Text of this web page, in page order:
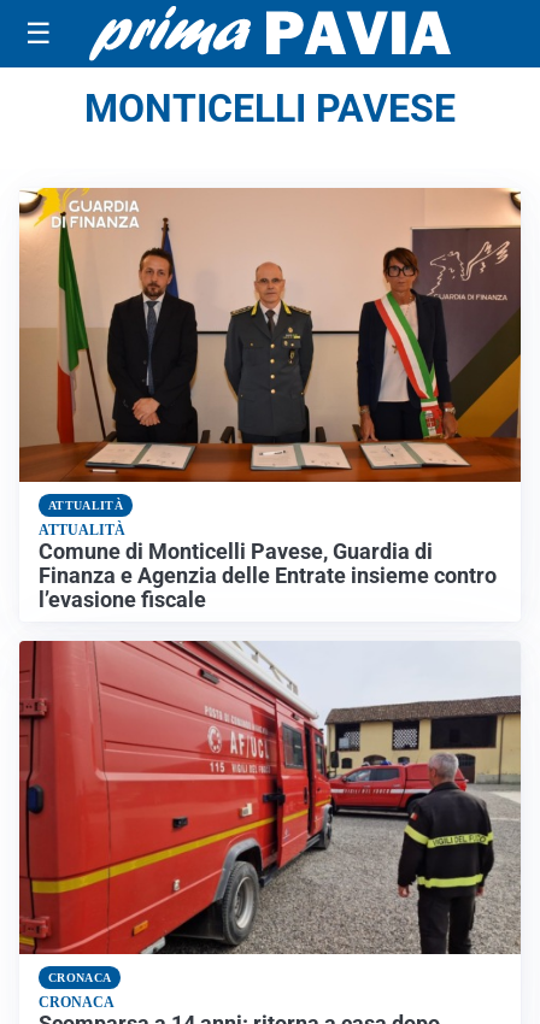
☰
MONTICELLI PAVESE
ATTUALITÀ
ATTUALITÀ
Comune di Monticelli Pavese, Guardia di
Finanza e Agenzia delle Entrate insieme contro
l’evasione fiscale
CRONACA
CRONACA